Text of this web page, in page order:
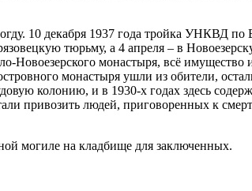
10 декабря 1937 года тройка УНКВД по
тюрьму, а 4 апреля – в
Новоезерского монастыря, всё имущество
монастыря ушли из обители,
колонию, и в 1930-х годах здесь
привозить людей, приговоренных к
могиле на кладбище для заключенных.